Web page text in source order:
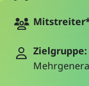
Zielgruppe: